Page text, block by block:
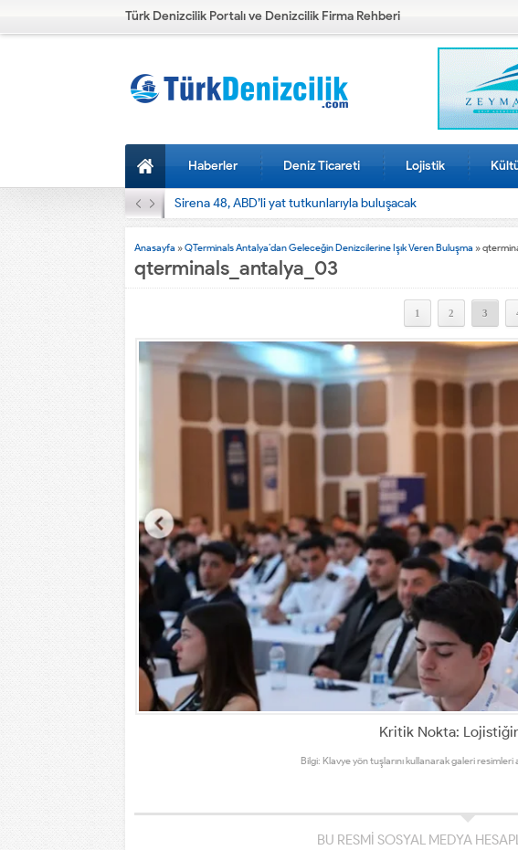
Türk Denizcilik Portalı ve Denizcilik Firma Rehberi
Haberler Deniz Ticareti Lojistik
Sirena 48, ABD’li yat tutkunlarıyla buluşacak
Anasayfa »QTerminals Antalya’dan Geleceğin Denizcilerine Işık Veren Buluşma »
qterminals_antalya_03
1 2 3
Kritik Nokta:
Bilgi: Klavye yön tuşlarını kullanarak galeri
BU RESMİ SOSYAL MEDYA